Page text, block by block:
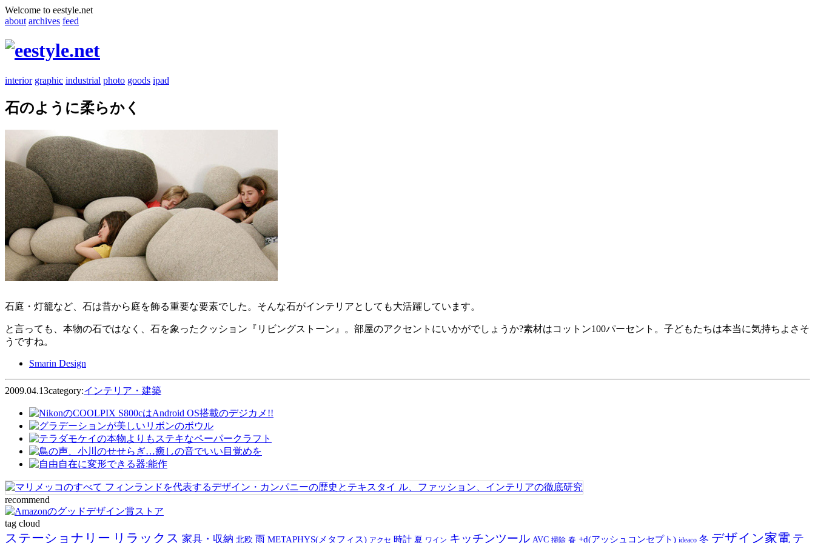
Welcome to eestyle.net
about archives feed
interior graphic industrial photo goods ipad
石のように柔らかく
石庭・灯籠など、石は昔から庭を飾る重要な要素でした。そんな石がインテリアとしても大活躍しています。
と言っても、本物の石ではなく、石を象ったクッション『リビングストーン』。部屋のアクセントにいかがでしょうか?素材はコットン100パーセント。子どもたちは本当に気持ちよさそ
うですね。
Smarin Design
2009.04.13category:インテリア・建築
recommend
tag cloud
ステーショナリー リラックス 家具・収納 北欧 雨 METAPHYS(メタフィス) アクセ 時計 夏 ワイン キッチンツール AVC 掃除 春 +d(アッシュコンセプト) ideaco 冬 デザイン家電 テ